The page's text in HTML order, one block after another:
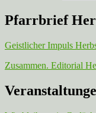
Pfarrbrief
Geistlicher Impuls
Zusammen. Editorial